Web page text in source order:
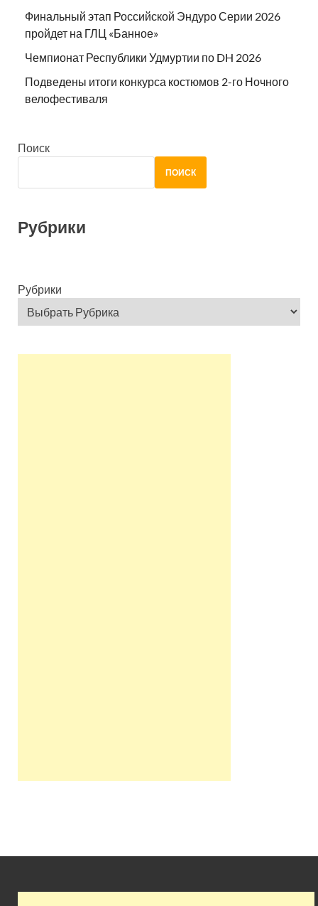
Финальный этап Российской Эндуро Серии 2026
пройдет на ГЛЦ «Банное»
Чемпионат Республики Удмуртии по DH 2026
Подведены итоги конкурса костюмов 2-го Ночного
велофестиваля
Поиск
ПОИСК
Рубрики
Рубрики